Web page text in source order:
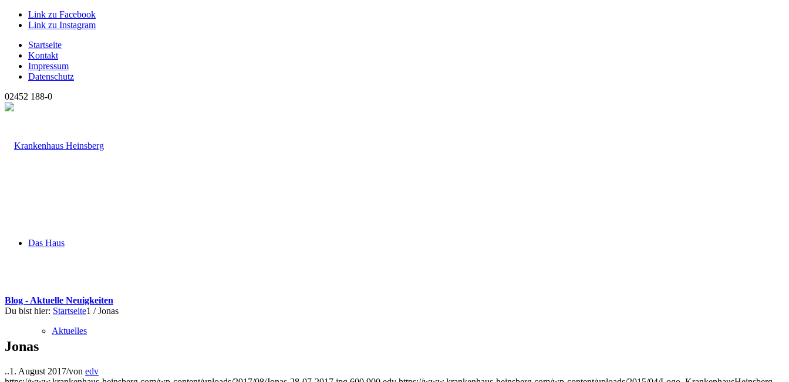
Link zu Facebook
Link zu Instagram
Startseite
Kontakt
Impressum
Datenschutz
02452 188-0
Das Haus
Aktuelles
Blog - Aktuelle Neuigkeiten
Du bist hier: Startseite1 / Jonas
Jonas
..1. August 2017/von edv